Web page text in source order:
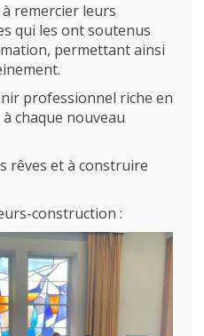
remercier leurs
qui les ont soutenus
permettant ainsi
professionnel riche en
chaque nouveau
rêves et à construire
construction :